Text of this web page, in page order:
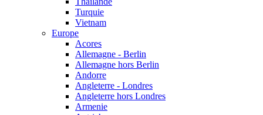
Turquie
Vietnam
Europe
Acores
Allemagne - Berlin
Allemagne hors Berlin
Andorre
Angleterre - Londres
Angleterre hors Londres
Armenie